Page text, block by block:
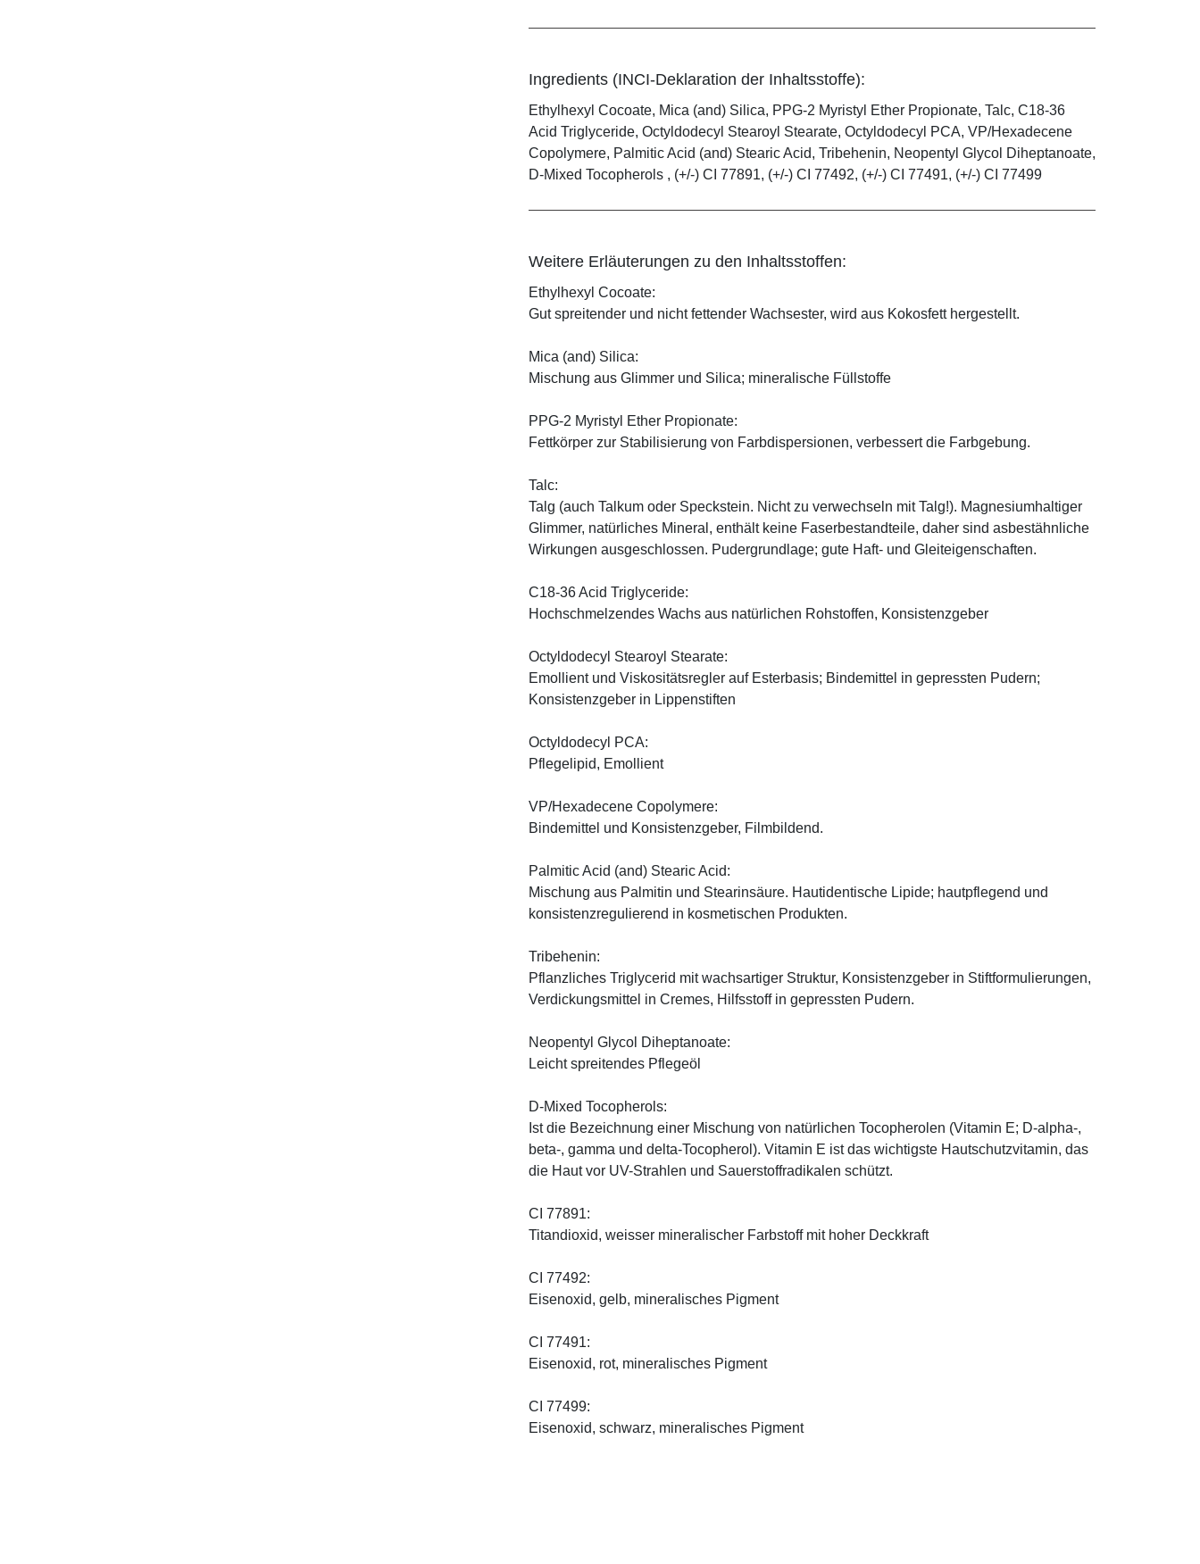
Ingredients (INCI-Deklaration der Inhaltsstoffe):
Ethylhexyl Cocoate, Mica (and) Silica, PPG-2 Myristyl Ether Propionate, Talc, C18-36
Acid Triglyceride, Octyldodecyl Stearoyl Stearate, Octyldodecyl PCA, VP/Hexadecene
Copolymere, Palmitic Acid (and) Stearic Acid, Tribehenin, Neopentyl Glycol Diheptanoate,
D-Mixed Tocopherols , (+/-) CI 77891, (+/-) CI 77492, (+/-) CI 77491, (+/-) CI 77499
Weitere Erläuterungen zu den Inhaltsstoffen:
Ethylhexyl Cocoate:
Gut spreitender und nicht fettender Wachsester, wird aus Kokosfett hergestellt.
Mica (and) Silica:
Mischung aus Glimmer und Silica; mineralische Füllstoffe
PPG-2 Myristyl Ether Propionate:
Fettkörper zur Stabilisierung von Farbdispersionen, verbessert die Farbgebung.
Talc:
Talg (auch Talkum oder Speckstein. Nicht zu verwechseln mit Talg!). Magnesiumhaltiger
Glimmer, natürliches Mineral, enthält keine Faserbestandteile, daher sind asbestähnliche
Wirkungen ausgeschlossen. Pudergrundlage; gute Haft- und Gleiteigenschaften.
C18-36 Acid Triglyceride:
Hochschmelzendes Wachs aus natürlichen Rohstoffen, Konsistenzgeber
Octyldodecyl Stearoyl Stearate:
Emollient und Viskositätsregler auf Esterbasis; Bindemittel in gepressten Pudern;
Konsistenzgeber in Lippenstiften
Octyldodecyl PCA:
Pflegelipid, Emollient
VP/Hexadecene Copolymere:
Bindemittel und Konsistenzgeber, Filmbildend.
Palmitic Acid (and) Stearic Acid:
Mischung aus Palmitin und Stearinsäure. Hautidentische Lipide; hautpflegend und
konsistenzregulierend in kosmetischen Produkten.
Tribehenin:
Pflanzliches Triglycerid mit wachsartiger Struktur, Konsistenzgeber in Stiftformulierungen,
Verdickungsmittel in Cremes, Hilfsstoff in gepressten Pudern.
Neopentyl Glycol Diheptanoate:
Leicht spreitendes Pflegeöl
D-Mixed Tocopherols:
Ist die Bezeichnung einer Mischung von natürlichen Tocopherolen (Vitamin E; D-alpha-,
beta-, gamma und delta-Tocopherol). Vitamin E ist das wichtigste Hautschutzvitamin, das
die Haut vor UV-Strahlen und Sauerstoffradikalen schützt.
CI 77891:
Titandioxid, weisser mineralischer Farbstoff mit hoher Deckkraft
CI 77492:
Eisenoxid, gelb, mineralisches Pigment
CI 77491:
Eisenoxid, rot, mineralisches Pigment
CI 77499:
Eisenoxid, schwarz, mineralisches Pigment